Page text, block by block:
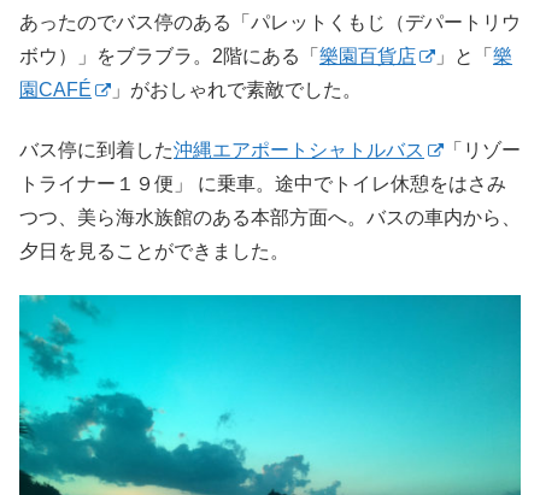
あったのでバス停のある「パレットくもじ（デパートリウ
ボウ）」をブラブラ。2階にある「 樂園百貨店 」と「 樂
園CAFÉ
」がおしゃれで素敵でした。
バス停に到着した沖縄エアポートシャトルバス
「リゾー
トライナー１９便」 に乗車。途中でトイレ休憩をはさみ
つつ、美ら海水族館のある本部方面へ。バスの車内から、
夕日を見ることができました。